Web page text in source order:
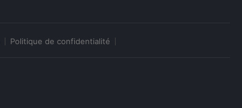
Politique de confidentialité